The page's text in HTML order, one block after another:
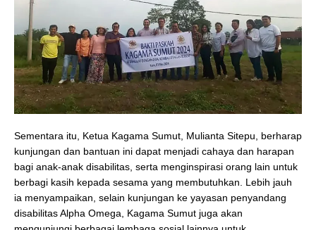
Sementara itu, Ketua Kagama Sumut, Mulianta Sitepu, berharap
kunjungan dan bantuan ini dapat menjadi cahaya dan harapan
bagi anak-anak disabilitas, serta menginspirasi orang lain untuk
berbagi kasih kepada sesama yang membutuhkan. Lebih jauh
ia menyampaikan, selain kunjungan ke yayasan penyandang
disabilitas Alpha Omega, Kagama Sumut juga akan